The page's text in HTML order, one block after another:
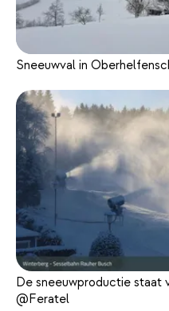
Sneeuwval in
De sneeuwproductie staat
@Feratel